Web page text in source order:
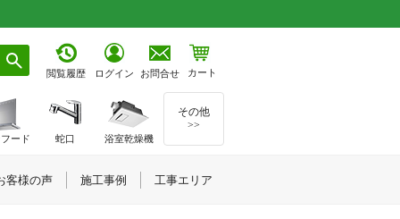
閲覧履歴 ログイン お問合せ カート
ード 蛇口 浴室乾燥機
その他
>>
客様の声 施工事例 工事エリア